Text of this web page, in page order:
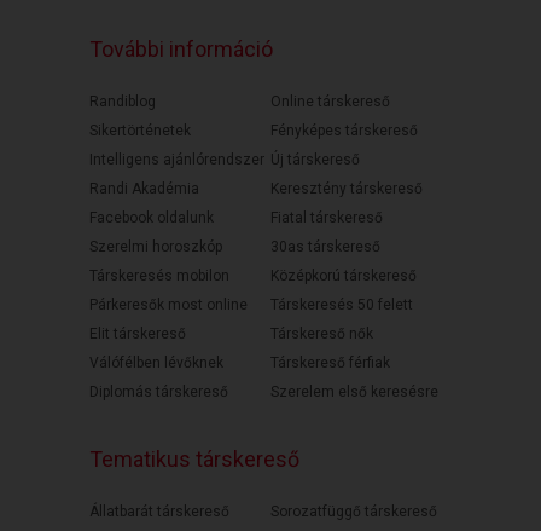
További információ
Randiblog
Sikertörténetek
Intelligens ajánlórendszer
Randi Akadémia
Facebook oldalunk
Szerelmi horoszkóp
Társkeresés mobilon
Párkeresők most online
Elit társkereső
Válófélben lévőknek
Diplomás társkereső
Online társkereső
Fényképes társkereső
Új társkereső
Keresztény társkereső
Fiatal társkereső
30as társkereső
Középkorú társkereső
Társkeresés 50 felett
Társkereső nők
Társkereső férfiak
Szerelem első keresésre
Tematikus társkereső
Állatbarát társkereső
Sorozatfüggő társkereső